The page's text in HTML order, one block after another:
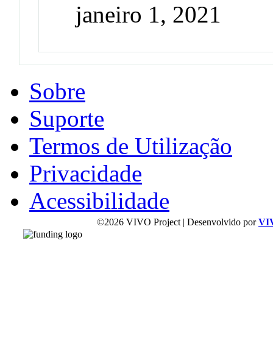
janeiro 1, 2021
Sobre
Suporte
Termos de Utilização
Privacidade
Acessibilidade
©2026 VIVO Project | Desenvolvido por